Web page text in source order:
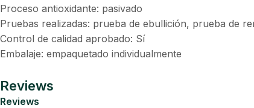
Proceso antioxidante: pasivado
Pruebas realizadas: prueba de ebullición, prueba de
Control de calidad aprobado: Sí
Embalaje: empaquetado individualmente
Reviews
Reviews